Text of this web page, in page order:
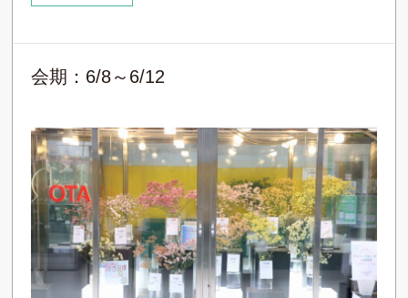
会期：6/8～6/12